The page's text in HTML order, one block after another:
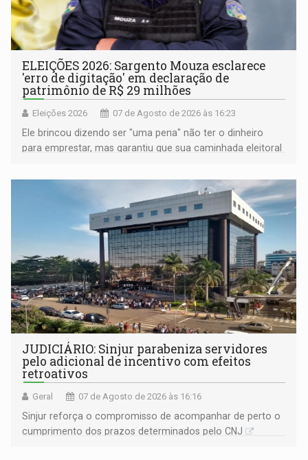
ELEIÇÕES 2026: Sargento Mouza esclarece
'erro de digitação' em declaração de
patrimônio de R$ 29 milhões
Eleições 2026 07 de Agosto de 2026 às 16:23
Ele brincou dizendo ser "uma pena" não ter o dinheiro
para emprestar, mas garantiu que sua caminhada eleitoral
JUDICIÁRIO: Sinjur parabeniza servidores
pelo adicional de incentivo com efeitos
retroativos
Geral 07 de Agosto de 2026 às 16:16
Sinjur reforça o compromisso de acompanhar de perto o
cumprimento dos prazos determinados pelo CNJ